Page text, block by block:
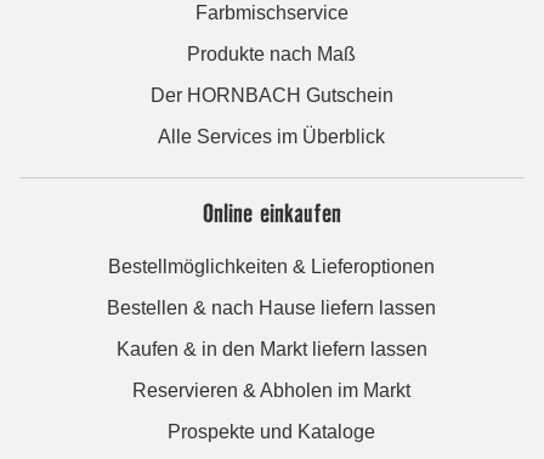
Farbmischservice
Produkte nach Maß
Der HORNBACH Gutschein
Alle Services im Überblick
Online einkaufen
Bestellmöglichkeiten & Lieferoptionen
Bestellen & nach Hause liefern lassen
Kaufen & in den Markt liefern lassen
Reservieren & Abholen im Markt
Prospekte und Kataloge